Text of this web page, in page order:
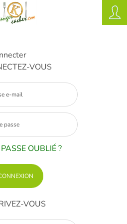
VOUS
OUBLIÉ ?
VOUS